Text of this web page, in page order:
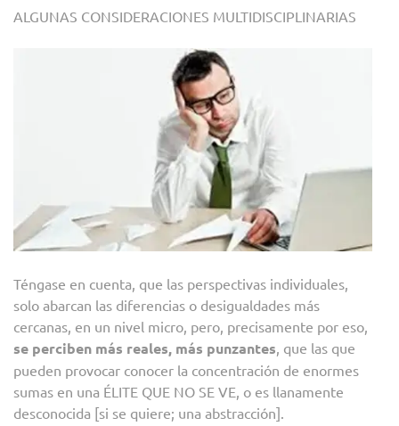
ALGUNAS CONSIDERACIONES MULTIDISCIPLINARIAS
Téngase en cuenta, que las perspectivas individuales,
solo abarcan las diferencias o desigualdades más
cercanas, en un nivel micro, pero, precisamente por eso,
se perciben más reales, más punzantes, que las que
pueden provocar conocer la concentración de enormes
sumas en una ÉLITE QUE NO SE VE, o es llanamente
desconocida [si se quiere; una abstracción].